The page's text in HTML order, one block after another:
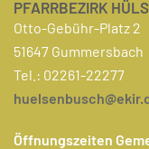
PFARRBEZIRK
Otto-Gebühr-Platz 2
51647 Gummersbach
Tel.: 02261-22277
Öffnungszeiten